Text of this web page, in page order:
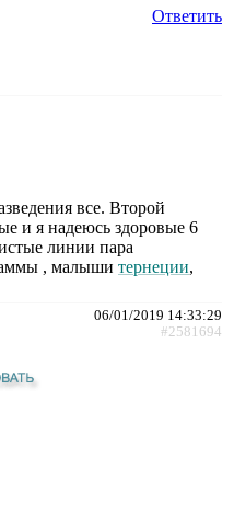
Ответить
все. Второй
и я надеюсь здоровые 6
линии пара
, малыши тернеции,
06/01/2019 14:33:29
#2581694